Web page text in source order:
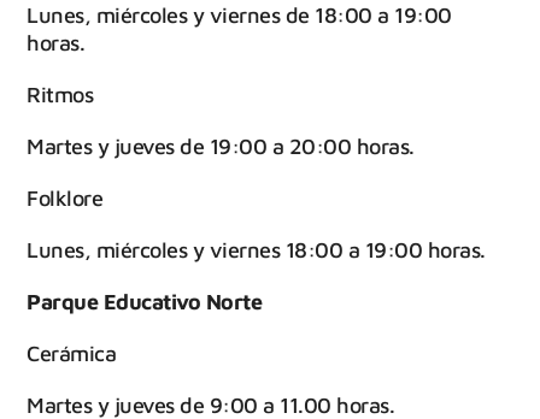
Lunes, miércoles y viernes de 18:00 a 19:00
horas.
Ritmos
Martes y jueves de 19:00 a 20:00 horas.
Folklore
Lunes, miércoles y viernes 18:00 a 19:00 horas.
Parque Educativo Norte
Cerámica
Martes y jueves de 9:00 a 11.00 horas.